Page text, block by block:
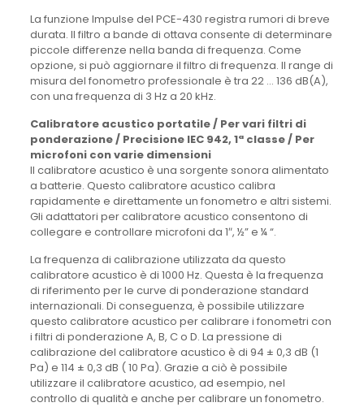
La funzione Impulse del PCE-430 registra rumori di breve
durata. Il filtro a bande di ottava consente di determinare
piccole differenze nella banda di frequenza. Come
opzione, si può aggiornare il filtro di frequenza. Il range di
misura del fonometro professionale è tra 22 … 136 dB(A),
con una frequenza di 3 Hz a 20 kHz.
Calibratore acustico portatile / Per vari filtri di
ponderazione / Precisione IEC 942, 1ª classe / Per
microfoni con varie dimensioni
Il calibratore acustico è una sorgente sonora alimentato
a batterie. Questo calibratore acustico calibra
rapidamente e direttamente un fonometro e altri sistemi.
Gli adattatori per calibratore acustico consentono di
collegare e controllare microfoni da 1″, ½” e ¼ “.
La frequenza di calibrazione utilizzata da questo
calibratore acustico è di 1000 Hz. Questa è la frequenza
di riferimento per le curve di ponderazione standard
internazionali. Di conseguenza, è possibile utilizzare
questo calibratore acustico per calibrare i fonometri con
i filtri di ponderazione A, B, C o D. La pressione di
calibrazione del calibratore acustico è di 94 ± 0,3 dB (1
Pa) e 114 ± 0,3 dB ( 10 Pa). Grazie a ciò è possibile
utilizzare il calibratore acustico, ad esempio, nel
controllo di qualità e anche per calibrare un fonometro.